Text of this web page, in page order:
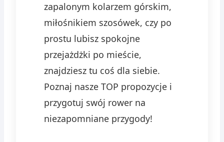
zapalonym kolarzem górskim,
miłośnikiem szosówek, czy po
prostu lubisz spokojne
przejażdżki po mieście,
znajdziesz tu coś dla siebie.
Poznaj nasze TOP propozycje i
przygotuj swój rower na
niezapomniane przygody!